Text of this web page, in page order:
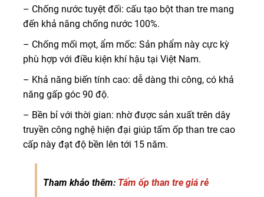
– Chống nước tuyệt đối: cấu tạo bột than tre mang
đến khả năng chống nước 100%.
– Chống mối mọt, ẩm mốc: Sản phẩm này cực kỳ
phù hợp với điều kiện khí hậu tại Việt Nam.
– Khả năng biến tính cao: dễ dàng thi công, có khả
năng gấp góc 90 độ.
– Bền bỉ với thời gian: nhờ được sản xuất trên dây
truyền công nghệ hiện đại giúp tấm ốp than tre cao
cấp này đạt độ bền lên tới 15 năm.
Tham khảo thêm: Tấm ốp than tre giá rẻ